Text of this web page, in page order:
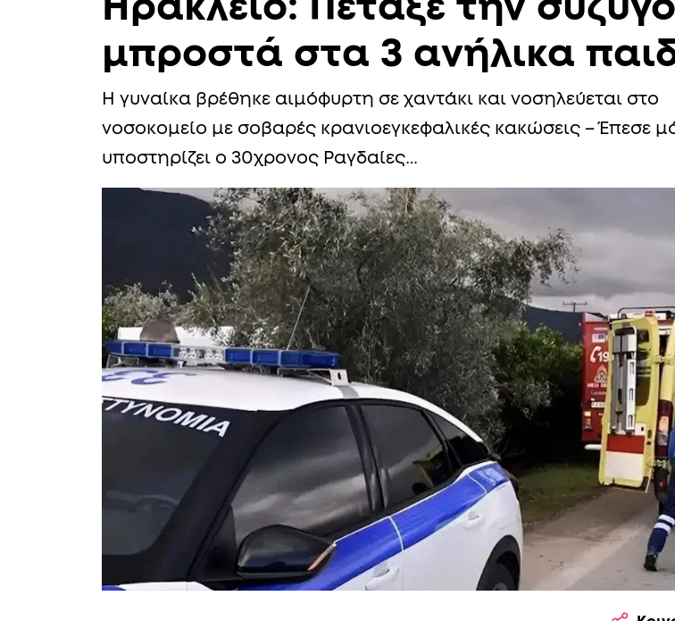
Ηράκλειο: Πέταξε την
μπροστά στα 3 ανήλικα
Η γυναίκα βρέθηκε αιμόφυρτη σε χαντάκι και νοσηλεύεται στο
νοσοκομείο με σοβαρές κρανιοεγκεφαλικές κακώσεις – Έπεσε
υποστηρίζει ο 30χρονος Ραγδαίες…